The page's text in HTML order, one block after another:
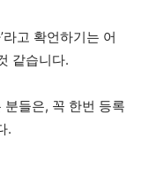
라고 확언하기는 어
같습니다.
들은, 꼭 한번 등록
.